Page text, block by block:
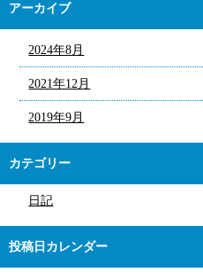
アーカイブ
2024年8月
2021年12月
2019年9月
カテゴリー
日記
投稿日カレンダー